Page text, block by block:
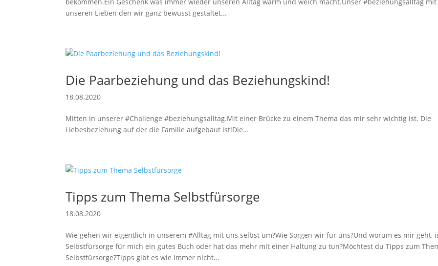
unseren Lieben den wir ganz bewusst gestaltet...
Die Paarbeziehung und das Beziehungskind!
18.08.2020
Mitten in unserer #Challenge #beziehungsalltag.Mit einer Brücke zu einem Thema das mir sehr wichtig ist. Die
Liebesbeziehung auf der die Familie aufgebaut ist!Die...
Tipps zum Thema Selbstfürsorge
18.08.2020
Wie gehen wir eigentlich in unserem #Alltag mit uns selbst um?Wie Sorgen wir für uns?Und worum es mir geht,
Selbstfürsorge für mich ein gutes Buch oder hat das mehr mit einer Haltung zu tun?Möchtest du Tipps zum
Selbstfürsorge?Tipps gibt es wie immer nicht...